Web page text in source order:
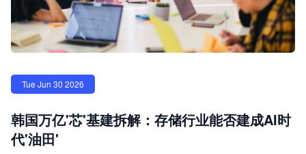
Tue Jun 30 2026
韩国万亿'芯'基建拆解：存储行业能否建成AI时
代'油田'